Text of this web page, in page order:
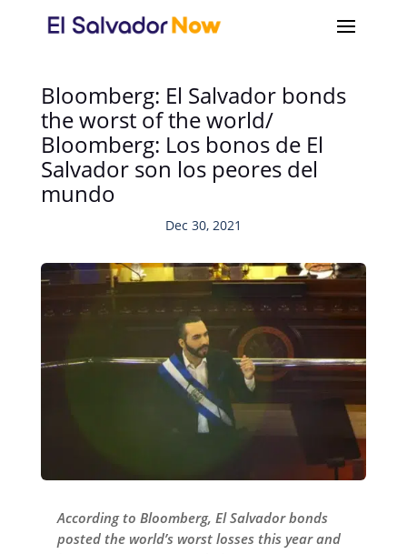
Bloomberg: El Salvador bonds
the worst of the world/
Bloomberg: Los bonos de El
Salvador son los peores del
mundo
Dec 30, 2021
According to Bloomberg, El Salvador bonds
posted the world’s worst losses this year and